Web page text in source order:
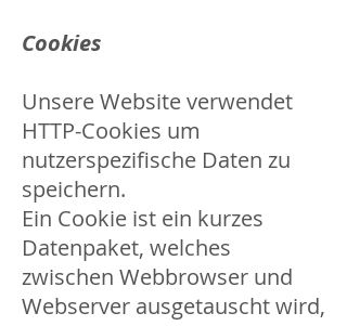
Cookies
Unsere Website verwendet
HTTP-Cookies um
nutzerspezifische Daten zu
speichern.
Ein Cookie ist ein kurzes
Datenpaket, welches
zwischen Webbrowser und
Webserver ausgetauscht wird,